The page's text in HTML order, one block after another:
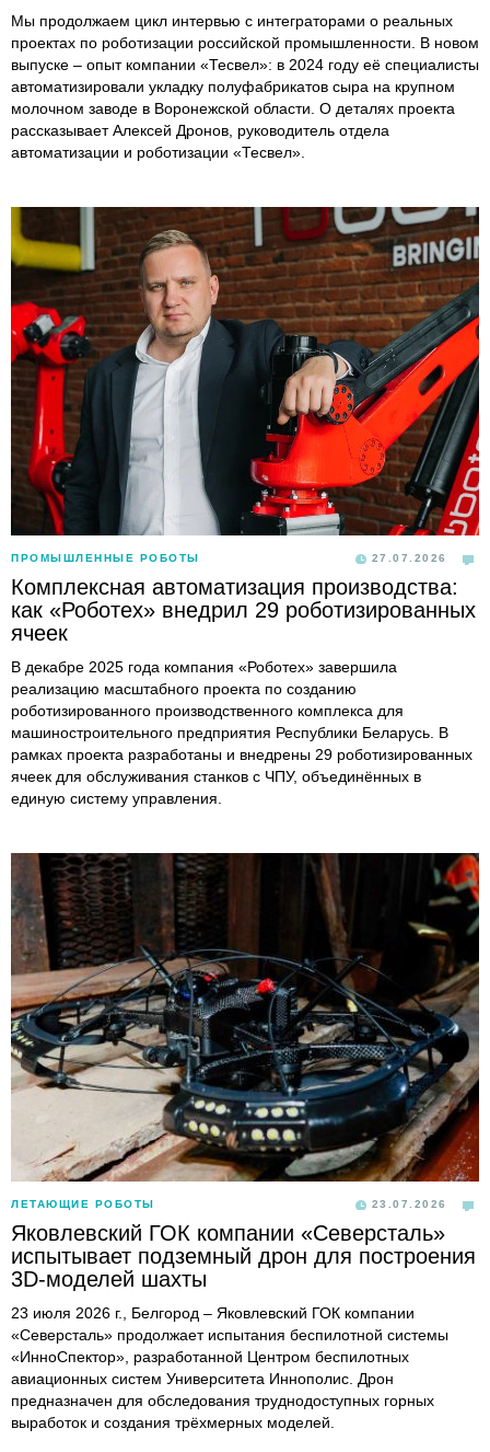
Мы продолжаем цикл интервью с интеграторами о реальных
проектах по роботизации российской промышленности. В новом
выпуске – опыт компании «Тесвел»: в 2024 году её специалисты
автоматизировали укладку полуфабрикатов сыра на крупном
молочном заводе в Воронежской области. О деталях проекта
рассказывает Алексей Дронов, руководитель отдела
автоматизации и роботизации «Тесвел».
ПРОМЫШЛЕННЫЕ РОБОТЫ 27.07.2026
Комплексная автоматизация производства:
как «Роботех» внедрил 29 роботизированных
ячеек
В декабре 2025 года компания «Роботех» завершила
реализацию масштабного проекта по созданию
роботизированного производственного комплекса для
машиностроительного предприятия Республики Беларусь. В
рамках проекта разработаны и внедрены 29 роботизированных
ячеек для обслуживания станков с ЧПУ, объединённых в
единую систему управления.
ЛЕТАЮЩИЕ РОБОТЫ 23.07.2026
Яковлевский ГОК компании «Северсталь»
испытывает подземный дрон для построения
3D-моделей шахты
23 июля 2026 г., Белгород – Яковлевский ГОК компании
«Северсталь» продолжает испытания беспилотной системы
«ИнноСпектор», разработанной Центром беспилотных
авиационных систем Университета Иннополис. Дрон
предназначен для обследования труднодоступных горных
выработок и создания трёхмерных моделей.